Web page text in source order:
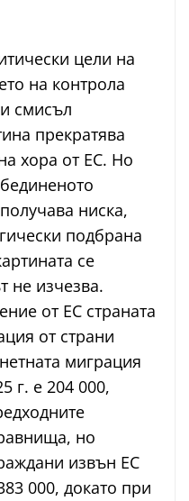
цели на
на контрола
смисъл
прекратява
хора от ЕС. Но
ниска,
подбрана
се
не изчезва.
от ЕС страната
от страни
миграция
г. е 204 000,
но
извън ЕС
000, докато при